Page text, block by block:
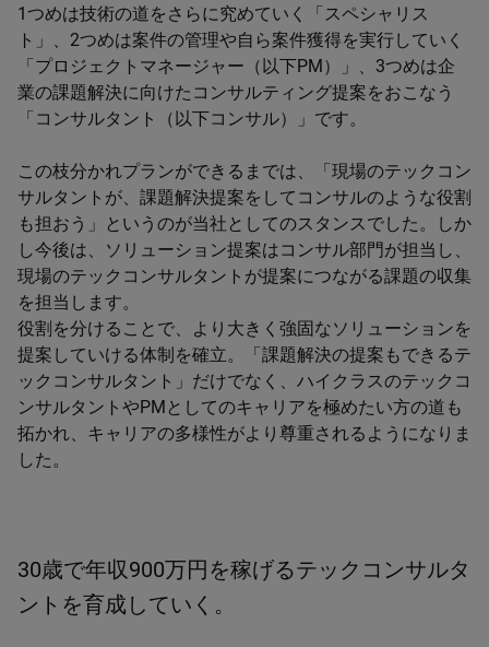
1つめは技術の道をさらに究めていく「スペシャリス
ト」、2つめは案件の管理や自ら案件獲得を実行していく
「プロジェクトマネージャー（以下PM）」、3つめは企
業の課題解決に向けたコンサルティング提案をおこなう
「コンサルタント（以下コンサル）」です。
この枝分かれプランができるまでは、「現場のテックコン
サルタントが、課題解決提案をしてコンサルのような役割
も担おう」というのが当社としてのスタンスでした。しか
し今後は、ソリューション提案はコンサル部門が担当し、
現場のテックコンサルタントが提案につながる課題の収集
を担当します。
役割を分けることで、より大きく強固なソリューションを
提案していける体制を確立。「課題解決の提案もできるテ
ックコンサルタント」だけでなく、ハイクラスのテックコ
ンサルタントやPMとしてのキャリアを極めたい方の道も
拓かれ、キャリアの多様性がより尊重されるようになりま
した。
30歳で年収900万円を稼げるテックコンサルタ
ントを育成していく。